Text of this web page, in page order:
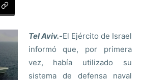
Tel Aviv.-El Ejército de Israel
informó que, por primera
vez, había utilizado su
sistema de defensa naval